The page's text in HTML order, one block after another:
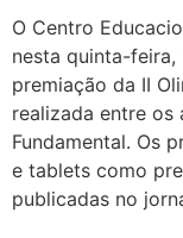
O Centro
nesta quinta-feira,
premiação da II
realizada entre os
Fundamental. Os
e tablets como
publicadas no